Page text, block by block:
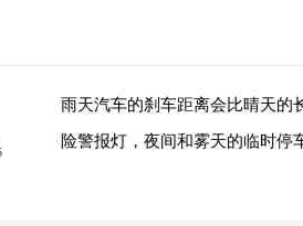
雨天汽车的刹车距离会比晴天的
险警报灯，夜间和雾天的临时停